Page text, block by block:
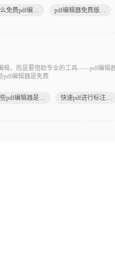
有什么免费pdf编辑器 pdf编辑器免费版有哪些
，而是要借助专业的工具——pdf编辑
pdf编辑器是免费
哪些pdf编辑器是免费的 快速pdf进行标注免费